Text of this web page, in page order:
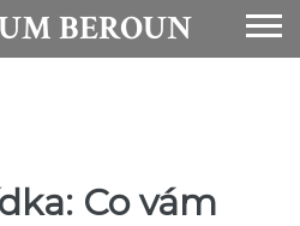
BEROUN
Co vám